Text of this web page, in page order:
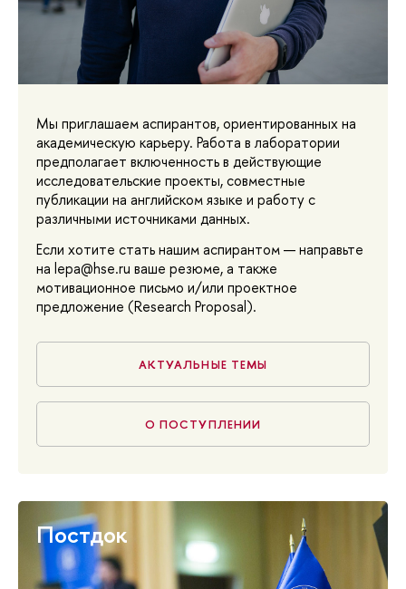
Мы приглашаем аспирантов, ориентированных на
академическую карьеру. Работа в лаборатории
предполагает включенность в действующие
исследовательские проекты, совместные
публикации на английском языке и работу с
различными источниками данных.
Если хотите стать нашим аспирантом — направьте
на lepa@hse.ru ваше резюме, а также
мотивационное письмо и/или проектное
предложение (Research Proposal).
АКТУАЛЬНЫЕ ТЕМЫ
О ПОСТУПЛЕНИИ
Постдок